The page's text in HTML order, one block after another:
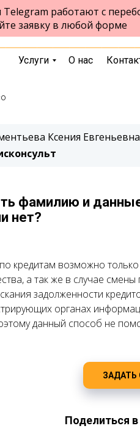
Telegram работают с
заявку в любой форме
Услуги О нас
офис
Екатеринбург
выбрать город
Ксения Евгеньевна
фамилию и
нет?
кредитам возможно
а так же в случае
задолженности
органах
данный способ не
ЗАДАТЬ
Поделиться